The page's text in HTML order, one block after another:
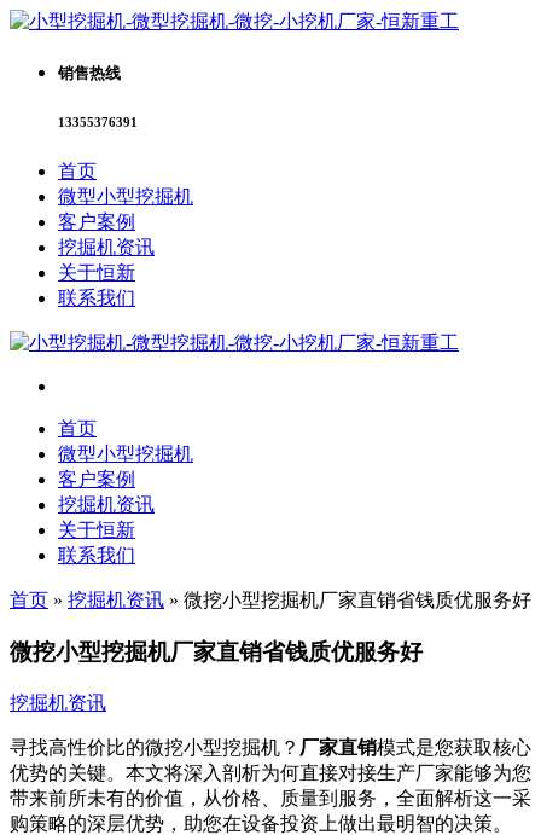
销售热线
13355376391
首页
微型小型挖掘机
客户案例
挖掘机资讯
关于恒新
联系我们
首页
微型小型挖掘机
客户案例
挖掘机资讯
关于恒新
联系我们
首页 » 挖掘机资讯 » 微挖小型挖掘机厂家直销省钱质优服务好
微挖小型挖掘机厂家直销省钱质优服务好
挖掘机资讯
寻找高性价比的微挖小型挖掘机？ 厂家直销模式是您获取核心
优势的关键。本文将深入剖析为何直接对接生产厂家能够为您
带来前所未有的价值，从价格、质量到服务，全面解析这一采
购策略的深层优势，助您在设备投资上做出最明智的决策。